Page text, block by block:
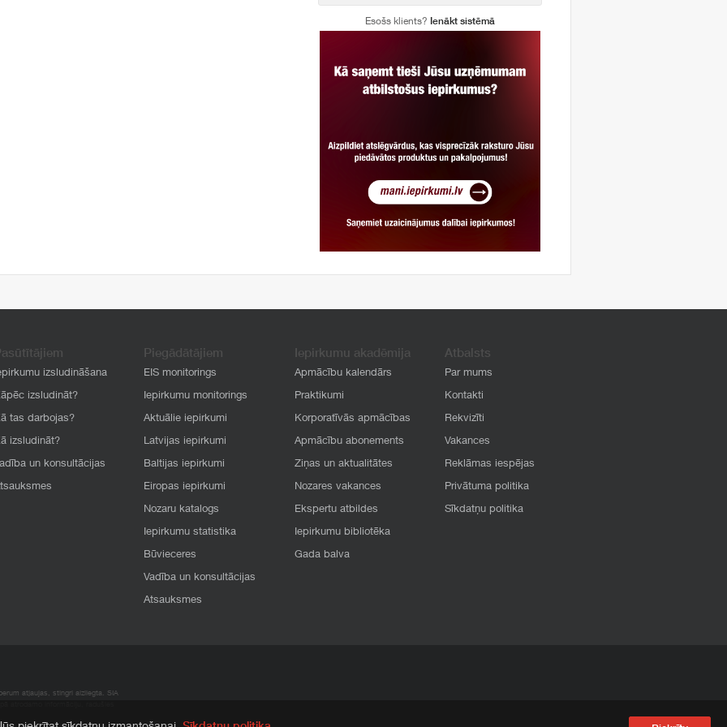
Esošs klients? Ienākt sistēmā
izsludināšana
izsludināt?
tas darbojas?
izsludināt?
un konsultācijas
Piegādātājiem
EIS monitorings
Iepirkumu monitorings
Aktuālie iepirkumi
Latvijas iepirkumi
Baltijas iepirkumi
Eiropas iepirkumi
Nozaru katalogs
Iepirkumu statistika
Būvieceres
Vadība un konsultācijas
Atsauksmes
Iepirkumu akadēmija
Apmācību kalendārs
Praktikumi
Korporatīvās apmācības
Apmācību abonements
Ziņas un aktualitātes
Nozares vakances
Ekspertu atbildes
Iepirkumu bibliotēka
Gada balva
Atbalsts
Par mums
Kontakti
Rekvizīti
Vakances
Reklāmas iespējas
Privātuma politika
Sīkdatņu politika
atļaujas, stingri aizliegta. SIA